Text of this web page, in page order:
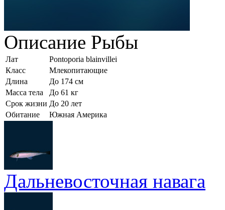
Описание Рыбы
Лат
Pontoporia blainvillei
Класс
Млекопитающие
Длина
До 174 см
Масса тела
До 61 кг
Срок жизни До 20 лет
Обитание
Южная Америка
Дальневосточная навага